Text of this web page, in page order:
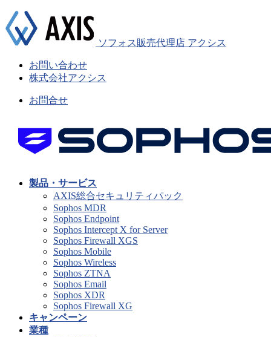
ソフォス販売代理店 アクシス
お問い合わせ
株式会社アクシス
お問合せ
製品・サービス
AXIS総合セキュリティパック
Sophos MDR
Sophos Endpoint
Sophos Intercept X for Server
Sophos Firewall XGS
Sophos Mobile
Sophos Wireless
Sophos ZTNA
Sophos Email
Sophos XDR
Sophos Firewall XG
キャンペーン
業種